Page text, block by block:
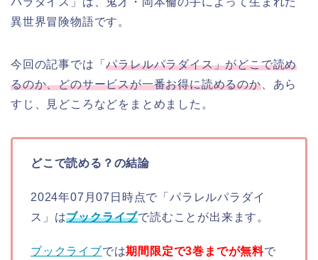
異世界冒険物語です。
今回の記事では「パラレルパラダイス」がどこで読め
るのか、どのサービスが一番お得に読めるのか、あら
すじ、見どころなどをまとめました。
どこで読める？の結論
2024年07月07日時点で「パラレルパラダイ
ス」はブックライブで読むことが出来ます。
ブックライブでは期間限定で3巻までが無料で